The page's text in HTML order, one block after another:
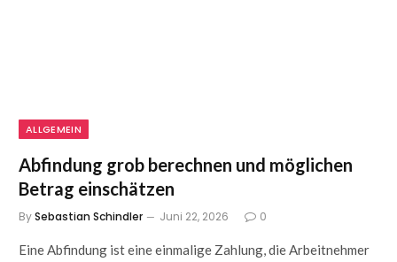
ALLGEMEIN
Abfindung grob berechnen und möglichen
Betrag einschätzen
BySebastian Schindler Juni 22, 2026 0
Eine Abfindung ist eine einmalige Zahlung, die Arbeitnehmer